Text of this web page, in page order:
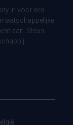
in voor een
aan. Steun